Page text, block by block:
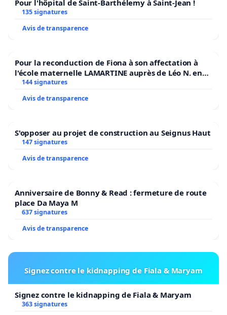
Pour l'hôpital de Saint-Barthélemy à Saint-Jean !
135 signatures
Avis de transparence
Pour la reconduction de Fiona à son affectation à
l'école maternelle LAMARTINE auprès de Léo N. en
2026/2027
144 signatures
Avis de transparence
S'opposer au projet de construction au Seignus Haut
147 signatures
Avis de transparence
Anniversaire de Bonny & Read : fermeture de route
place Da Maya M
637 signatures
Avis de transparence
Signez contre le kidnapping de Fiala & Maryam
Signez contre le kidnapping de Fiala & Maryam
363 signatures